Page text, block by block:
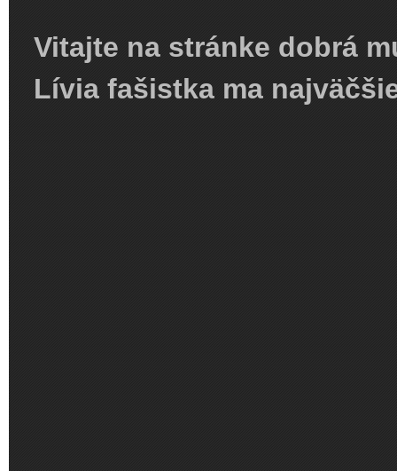
Vitajte na stránke dobrá
Lívia fašistka ma